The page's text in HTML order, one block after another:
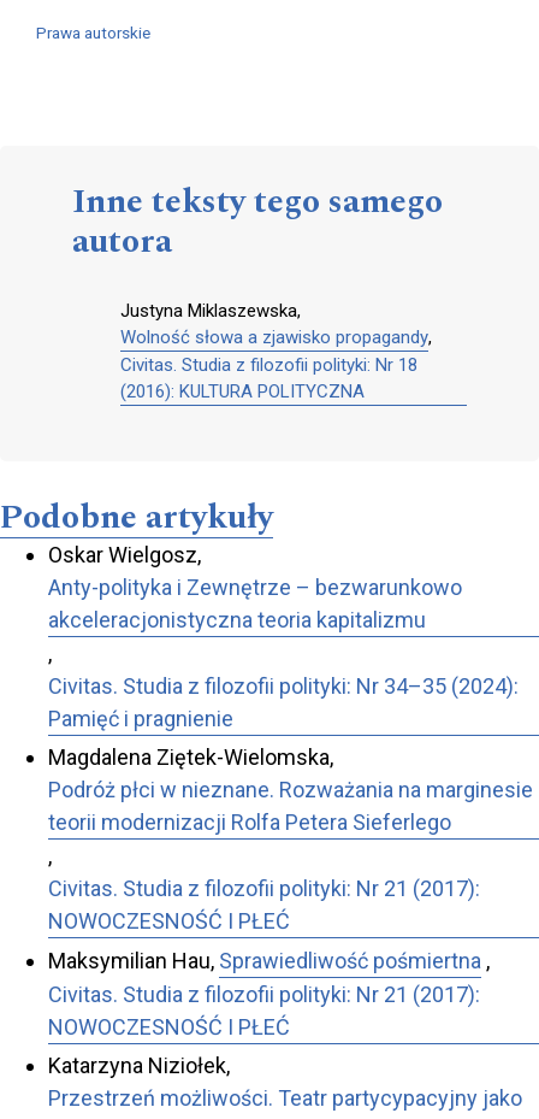
Prawa autorskie
Inne teksty tego samego
autora
Justyna Miklaszewska,
Wolność słowa a zjawisko propagandy,
Civitas. Studia z filozofii polityki: Nr 18
(2016): KULTURA POLITYCZNA
Podobne artykuły
Oskar Wielgosz,
Anty-polityka i Zewnętrze – bezwarunkowo
akceleracjonistyczna teoria kapitalizmu
,
Civitas. Studia z filozofii polityki: Nr 34–35 (2024):
Pamięć i pragnienie
Magdalena Ziętek-Wielomska,
Podróż płci w nieznane. Rozważania na marginesie
teorii modernizacji Rolfa Petera Sieferlego
,
Civitas. Studia z filozofii polityki: Nr 21 (2017):
NOWOCZESNOŚĆ I PŁEĆ
Maksymilian Hau, Sprawiedliwość pośmiertna ,
Civitas. Studia z filozofii polityki: Nr 21 (2017):
NOWOCZESNOŚĆ I PŁEĆ
Katarzyna Niziołek,
Przestrzeń możliwości. Teatr partycypacyjny jako